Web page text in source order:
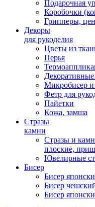
Подарочная
Коробочки
Грипперы,
Декоры
для рукоделия
Цветы из
Перья
Микробисер и
Фетр для
Пайетки
Кожа, замша
Стразы
камни
Стразы и
плоские,
Ювелирные
Бисер
Бисер
Бисер
Бисер